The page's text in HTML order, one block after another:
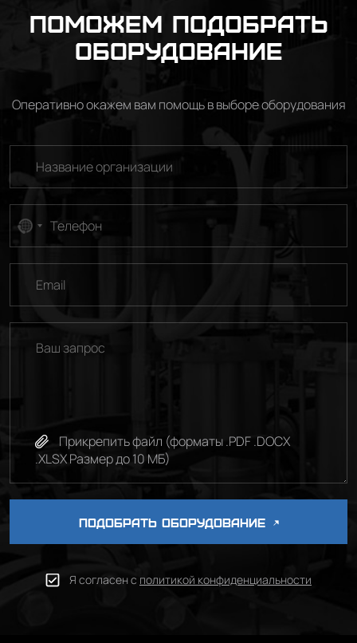
Поможем подобрать
оборудование
Оперативно окажем вам помощь в выборе оборудования
No
Прикрепить файл (форматы .PDF .DOCX
.XLSX Размер до 10 МБ)
ПОДОБРАТЬ ОБОРУДОВАНИЕ
Я согласен с политикой конфиденциальности